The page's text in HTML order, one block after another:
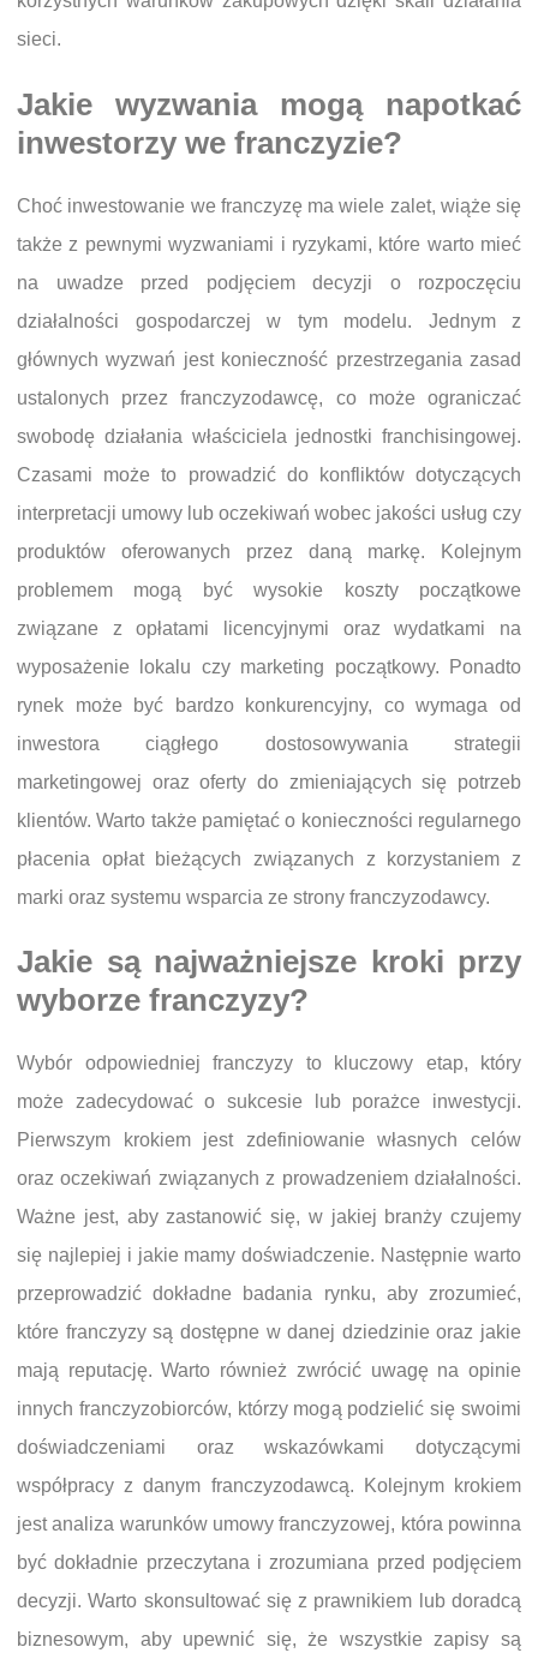
sieci.
Jakie wyzwania mogą napotkać
inwestorzy we franczyzie?
Choć inwestowanie we franczyzę ma wiele zalet, wiąże się
także z pewnymi wyzwaniami i ryzykami, które warto mieć
na uwadze przed podjęciem decyzji o rozpoczęciu
działalności gospodarczej w tym modelu. Jednym z
głównych wyzwań jest konieczność przestrzegania zasad
ustalonych przez franczyzodawcę, co może ograniczać
swobodę działania właściciela jednostki franchisingowej.
Czasami może to prowadzić do konfliktów dotyczących
interpretacji umowy lub oczekiwań wobec jakości usług czy
produktów oferowanych przez daną markę. Kolejnym
problemem mogą być wysokie koszty początkowe
związane z opłatami licencyjnymi oraz wydatkami na
wyposażenie lokalu czy marketing początkowy. Ponadto
rynek może być bardzo konkurencyjny, co wymaga od
inwestora ciągłego dostosowywania strategii
marketingowej oraz oferty do zmieniających się potrzeb
klientów. Warto także pamiętać o konieczności regularnego
płacenia opłat bieżących związanych z korzystaniem z
marki oraz systemu wsparcia ze strony franczyzodawcy.
Jakie są najważniejsze kroki przy
wyborze franczyzy?
Wybór odpowiedniej franczyzy to kluczowy etap, który
może zadecydować o sukcesie lub porażce inwestycji.
Pierwszym krokiem jest zdefiniowanie własnych celów
oraz oczekiwań związanych z prowadzeniem działalności.
Ważne jest, aby zastanowić się, w jakiej branży czujemy
się najlepiej i jakie mamy doświadczenie. Następnie warto
przeprowadzić dokładne badania rynku, aby zrozumieć,
które franczyzy są dostępne w danej dziedzinie oraz jakie
mają reputację. Warto również zwrócić uwagę na opinie
innych franczyzobiorców, którzy mogą podzielić się swoimi
doświadczeniami oraz wskazówkami dotyczącymi
współpracy z danym franczyzodawcą. Kolejnym krokiem
jest analiza warunków umowy franczyzowej, która powinna
być dokładnie przeczytana i zrozumiana przed podjęciem
decyzji. Warto skonsultować się z prawnikiem lub doradcą
biznesowym, aby upewnić się, że wszystkie zapisy są